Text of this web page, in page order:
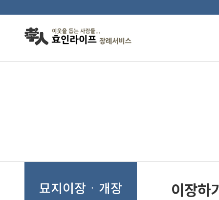
묘지이장ㆍ개장 이장하